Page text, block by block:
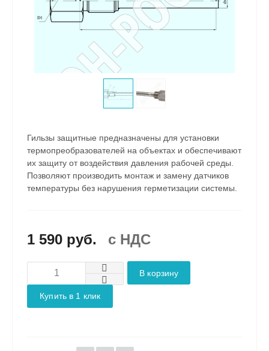
Гильзы защитные предназначены для установки
термопреобразователей на объектах и обеспечивают
их защиту от воздействия давления рабочей среды.
Позволяют производить монтаж и замену датчиков
температуры без нарушения герметизации системы.
1 590 руб. c НДС
В корзину
Купить в 1 клик